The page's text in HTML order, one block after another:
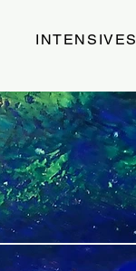
INTENSIVES